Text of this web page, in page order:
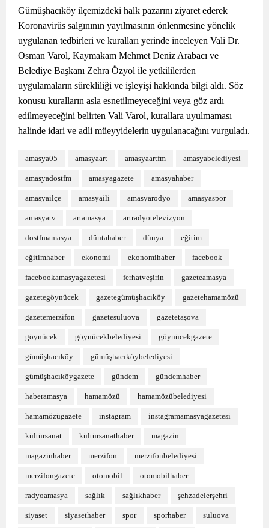
Gümüşhacıköy ilçemizdeki halk pazarını ziyaret ederek
Koronavirüs salgınının yayılmasının önlenmesine yönelik
uygulanan tedbirleri ve kuralları yerinde inceleyen Vali Dr.
Osman Varol, Kaymakam Mehmet Deniz Arabacı ve
Belediye Başkanı Zehra Özyol ile yetkililerden
uygulamaların sürekliliği ve işleyişi hakkında bilgi aldı. Söz
konusu kuralların asla esnetilmeyeceğini veya göz ardı
edilmeyeceğini belirten Vali Varol, kurallara uyulmaması
halinde idari ve adli müeyyidelerin uygulanacağını vurguladı.
amasya05 amasyaart amasyaartfm amasyabelediyesi
amasyadostfm amasyagazete amasyahaber
amasyailçe amasyaili amasyarodyo amasyaspor
amasyatv artamasya artradyotelevizyon
dostfmamasya düntahaber dünya eğitim
eğitimhaber ekonomi ekonomihaber facebook
facebookamasyagazetesi ferhatveşirin gazeteamasya
gazetegöynücek gazetegümüşhacıköy gazetehamamözü
gazetemerzifon gazetesuluova gazetetaşova
göynücek göynücekbelediyesi göynücekgazete
gümüşhacıköy gümüşhacıköybelediyesi
gümüşhacıköygazete gündem gündemhaber
haberamasya hamamözü hamamözübelediyesi
hamamözügazete instagram instagramamasyagazetesi
kültürsanat kültürsanathaber magazin
magazinhaber merzifon merzifonbelediyesi
merzifongazete otomobil otomobilhaber
radyoamasya sağlık sağlıkhaber şehzadelerşehri
siyaset siyasethaber spor sporhaber suluova